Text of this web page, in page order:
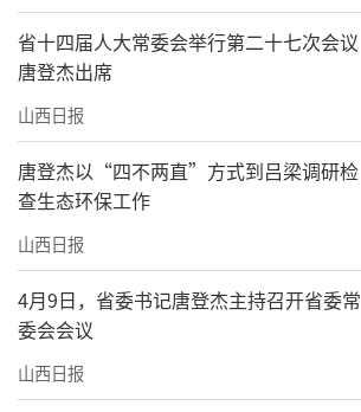
省十四届人大常委会举行第二十七次会议
唐登杰出席
山西日报
唐登杰以“四不两直”方式到吕梁调研检
查生态环保工作
山西日报
4月9日，省委书记唐登杰主持召开省委常
委会会议
山西日报